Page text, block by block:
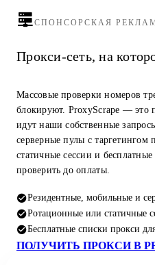
СПОНСОРСКАЯ
Прокси-сеть, на
Массовые проверки номеров
блокируют. ProxyScrape — это
идут наши собственные
серверные пулы с таргетингом
статичные сессии и
проверить до оплаты.
Резидентные, мобильные и
Ротационные или статичные
Бесплатные списки прокси
ПОЛУЧИТЬ ПРОКСИ В